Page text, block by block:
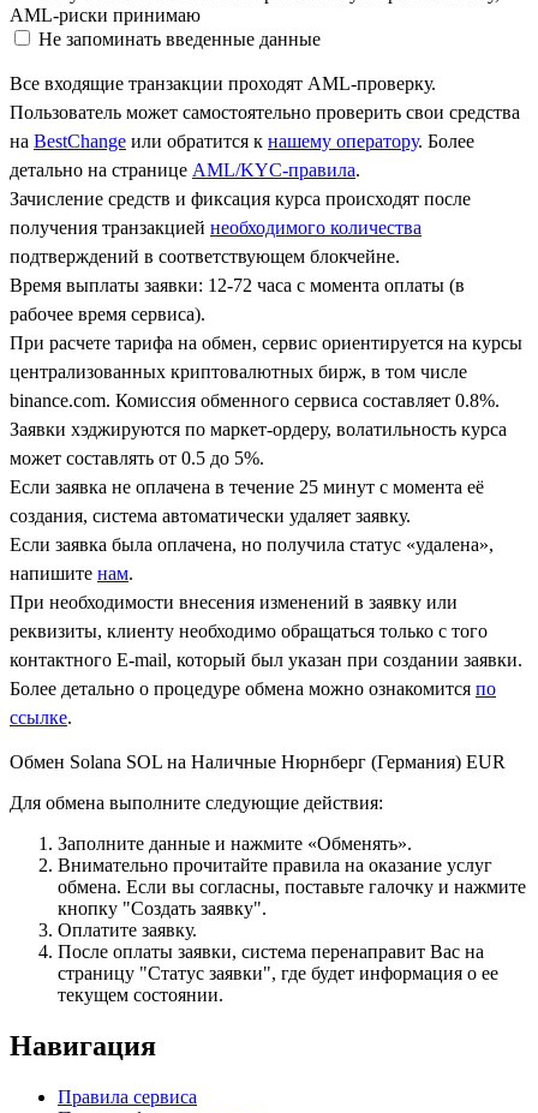
AML-риски принимаю
Не запоминать введенные данные
Все входящие транзакции проходят AML-проверку.
Пользователь может самостоятельно проверить свои средства
на BestChange или обратится к нашему оператору. Более
детально на странице AML/KYC-правила.
Зачисление средств и фиксация курса происходят после
получения транзакцией необходимого количества
подтверждений в соответствующем блокчейне.
Время выплаты заявки: 12-72 часа с момента оплаты (в
рабочее время сервиса).
При расчете тарифа на обмен, сервис ориентируется на курсы
централизованных криптовалютных бирж, в том числе
binance.com. Комиссия обменного сервиса составляет 0.8%.
Заявки хэджируются по маркет-ордеру, волатильность курса
может составлять от 0.5 до 5%.
Если заявка не оплачена в течение 25 минут с момента её
создания, система автоматически удаляет заявку.
Если заявка была оплачена, но получила статус «удалена»,
напишите нам.
При необходимости внесения изменений в заявку или
реквизиты, клиенту необходимо обращаться только с того
контактного Е-mail, который был указан при создании заявки.
Более детально о процедуре обмена можно ознакомится по
ссылке.
Обмен Solana SOL на Наличные Нюрнберг (Германия) EUR
Для обмена выполните следующие действия:
Заполните данные и нажмите «Обменять».
Внимательно прочитайте правила на оказание услуг
обмена. Если вы согласны, поставьте галочку и нажмите
кнопку "Создать заявку".
Оплатите заявку.
После оплаты заявки, система перенаправит Вас на
страницу "Статус заявки", где будет информация о ее
текущем состоянии.
Навигация
Правила сервиса